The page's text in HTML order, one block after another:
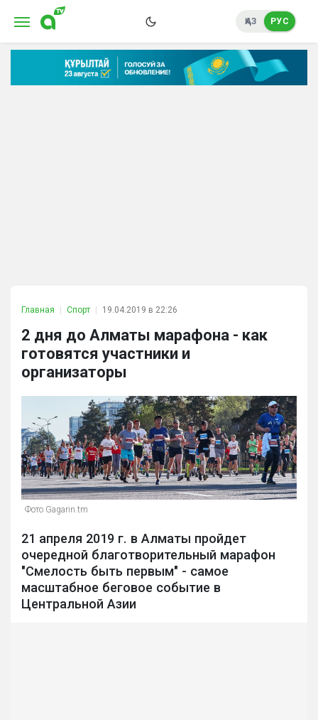
ҚАЗ РУС
Главная Спорт 19.04.2019 в 22:26
2 дня до Алматы марафона - как
готовятся участники и
организаторы
Фото Gagarin.tm
21 апреля 2019 г. в Алматы пройдет
очередной благотворительный марафон
"Смелость быть первым" - самое
масштабное беговое событие в
Центральной Азии